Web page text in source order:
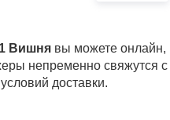
Вишня вы можете онлайн,
непременно свяжутся с
доставки.